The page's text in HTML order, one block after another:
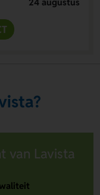
van Lavista